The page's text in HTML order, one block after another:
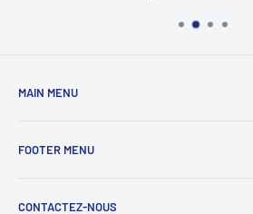
MAIN MENU
tous les produits
FOOTER MENU
CONTACTEZ-NOUS